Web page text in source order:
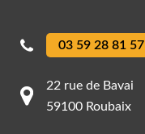
03 59 28 81 57
22 rue de Bavai
59100 Roubaix